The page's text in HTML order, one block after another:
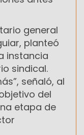
general
planteó
instancia
sindical.
señaló, al
del
etapa de